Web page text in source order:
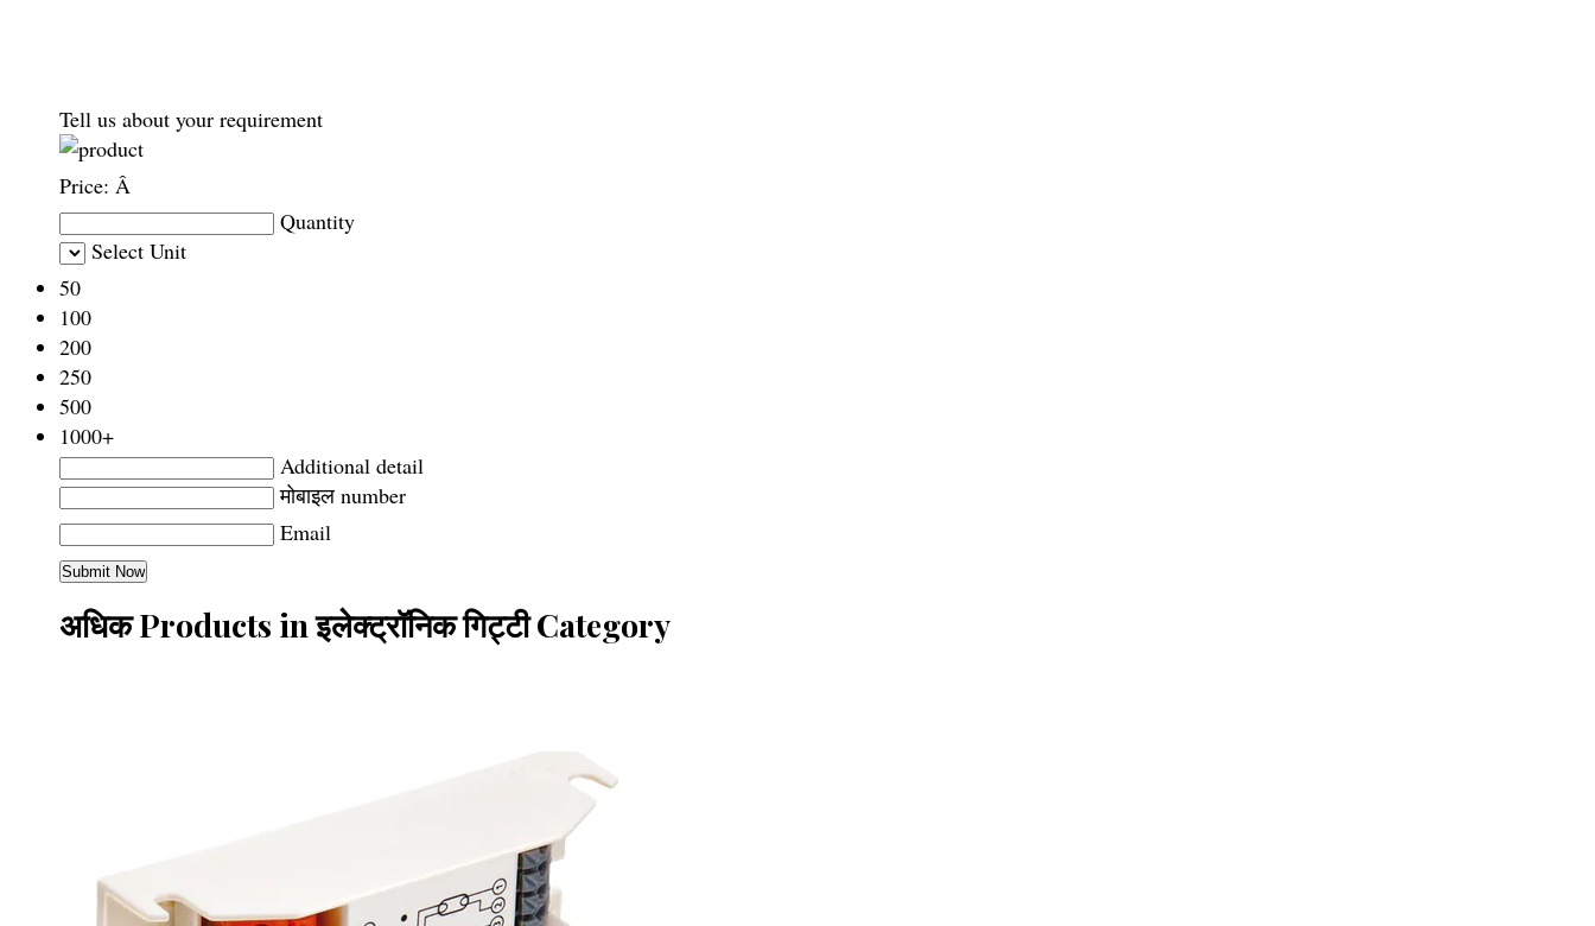
Tell us about your requirement
Price: Â
Quantity
Select Unit
50
100
200
250
500
1000+
Additional detail
मोबाइल number
Email
अधिक Products in इलेक्ट्रॉनिक गिट्टी Category